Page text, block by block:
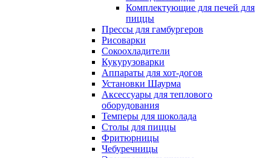
Комплектующие для печей для
пиццы
Прессы для гамбургеров
Рисоварки
Сокоохладители
Кукурузоварки
Аппараты для хот-догов
Установки Шаурма
Аксессуары для теплового
оборудования
Темперы для шоколада
Столы для пиццы
Фритюрницы
Чебуречницы